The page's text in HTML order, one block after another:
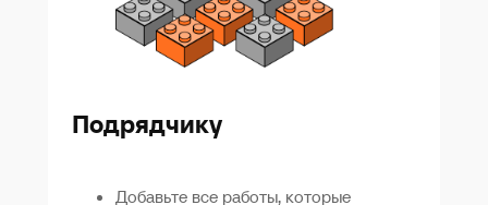
Подрядчику
Добавьте все работы, которые